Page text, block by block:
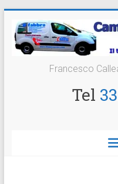
contenuto
Cambio
Serratura
Francesco
Tel